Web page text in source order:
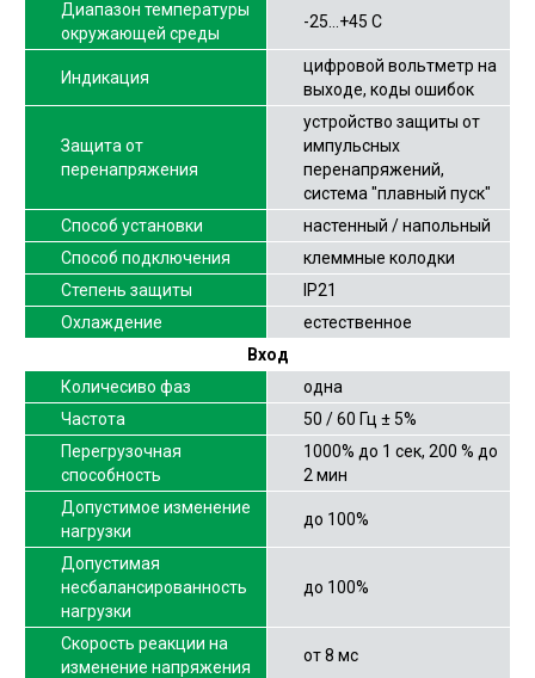
Диапазон температуры
окружающей среды
-25…+45 С
Индикация
цифровой вольтметр на
выходе, коды ошибок
Защита от
перенапряжения
устройство защиты от
импульсных
перенапряжений,
система "плавный пуск"
Способ установки
настенный / напольный
Способ подключения
клеммные колодки
Степень защиты
IP21
Охлаждение
естественное
Вход
Количесиво фаз
одна
Частота
50 / 60 Гц ± 5%
Перегрузочная
способность
1000% до 1 сек, 200 % до
2 мин
Допустимое изменение
нагрузки
до 100%
Допустимая
несбалансированность
нагрузки
до 100%
Скорость реакции на
изменение напряжения
от 8 мс